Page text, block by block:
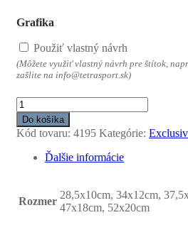
Grafika
Použiť vlastný návrh
(Môžete využiť vlastný návrh pre štítok,
zašlite na info@tetrasport.sk)
množstvo
Pohár
strieborný
FALKOS
Do košíka
Kód tovaru: 4195 Kategórie:
Ďalšie informácie
Rozmer
28,5x10cm, 34x12cm,
47x18cm, 52x20cm